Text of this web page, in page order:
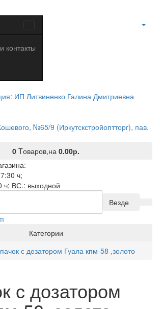
контакты
№65/9 (Иркутскстройоптторг), пав.
0 Tоваров,на 0.00р.
ч;
ч; ВС.: выходной
Везде
Категории
с дозатором Гуала кпм-58 ,золото
с дозатором